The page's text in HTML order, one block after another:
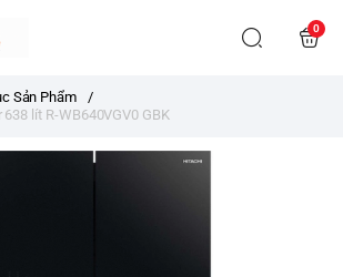
0
Sản Phẩm
/
lít R-WB640VGV0 GBK